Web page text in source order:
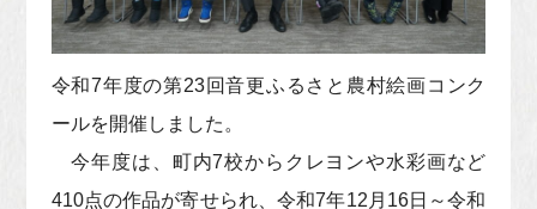
令和7年度の第23回音更ふるさと農村絵画コンク
ールを開催しました。
今年度は、町内7校からクレヨンや水彩画など
410点の作品が寄せられ、令和7年12月16日～令和